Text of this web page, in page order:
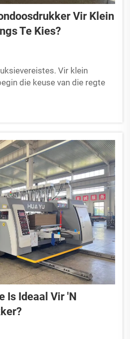
Vir Klein
Te Kies?
Vir klein
die keuse van die regte
kernproduksiebehoeftes
voorkom u dat u
wat te gevorderd is, of u
Is Ideaal Vir 'n